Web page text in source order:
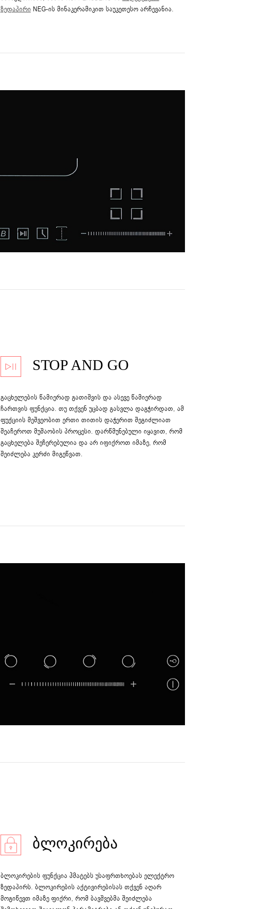
ზედაპირი NEG-ის მინაკერამიკით საუკეთესო არჩევანია.
STOP AND GO
გაცხელების წამიერად გათიშვის და ასევე წამიერად
ჩართვის ფუნქცია. თუ თქვენ უცბად გასვლა დაგჭირდათ, ამ
ფუქციის მეშვეობით ერთი თითის დაჭერით შეგიძლიათ
შეაჩეროთ მუშაობის პროცესი. დარწმუნებული იყავით, რომ
გაცხელება შეჩერებულია და არ იფიქროთ იმაზე, რომ
შეიძლება კერძი მიგეწვათ.
ᲑᲚᲝᲙᲘᲠᲔᲑᲐ
ბლოკირების ფუნქცია ჰმატებს უსაფრთხოებას ელექტრო
ზედაპირს. ბლოკირების აქტივირებისას თქვენ აღარ
მოგიწევთ იმაზე ფიქრი, რომ ბავშვებმა შეიძლება